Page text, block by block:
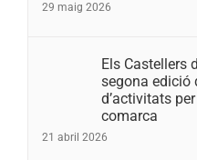
29 maig 2026
Els Castellers
segona edició
d’activitats
comarca
21 abril 2026